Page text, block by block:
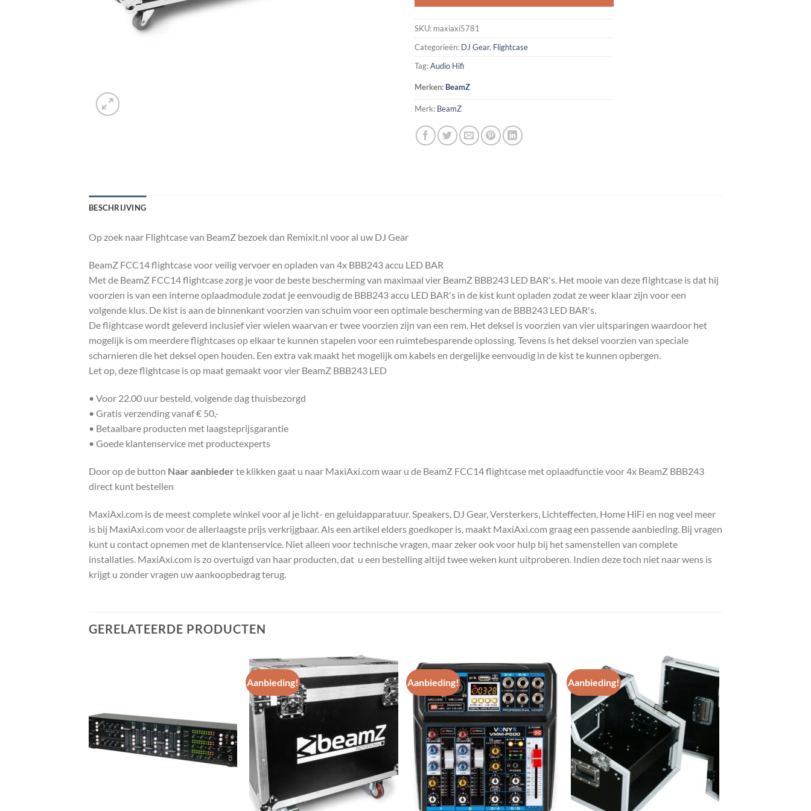
SKU: maxiaxi5781
Categorieën: DJ Gear, Flightcase
Tag:Audio Hifi
Merken: BeamZ
Merk: BeamZ
BESCHRIJVING
Op zoek naar Flightcase van BeamZ bezoek dan Remixit.nl voor al uw DJ Gear
BeamZ FCC14 flightcase voor veilig vervoer en opladen van 4x BBB243 accu LED BAR
Met de BeamZ FCC14 flightcase zorg je voor de beste bescherming van maximaal vier BeamZ BBB243 LED BAR's. Het mooie van deze flightcase is dat hij
voorzien is van een interne oplaadmodule zodat je eenvoudig de BBB243 accu LED BAR's in de kist kunt opladen zodat ze weer klaar zijn voor een
volgende klus. De kist is aan de binnenkant voorzien van schuim voor een optimale bescherming van de BBB243 LED BAR's.
De flightcase wordt geleverd inclusief vier wielen waarvan er twee voorzien zijn van een rem. Het deksel is voorzien van vier uitsparingen waardoor het
mogelijk is om meerdere flightcases op elkaar te kunnen stapelen voor een ruimtebesparende oplossing. Tevens is het deksel voorzien van speciale
scharnieren die het deksel open houden. Een extra vak maakt het mogelijk om kabels en dergelijke eenvoudig in de kist te kunnen opbergen.
Let op, deze flightcase is op maat gemaakt voor vier BeamZ BBB243 LED
• Voor 22.00 uur besteld, volgende dag thuisbezorgd
• Gratis verzending vanaf € 50,-
• Betaalbare producten met laagsteprijsgarantie
• Goede klantenservice met productexperts
Door op de button Naar aanbieder te klikken gaat u naar MaxiAxi.com waar u de BeamZ FCC14 flightcase met oplaadfunctie voor 4x BeamZ BBB243
direct kunt bestellen
MaxiAxi.com is de meest complete winkel voor al je licht- en geluidapparatuur. Speakers, DJ Gear, Versterkers, Lichteffecten, Home HiFi en nog veel meer
is bij MaxiAxi.com voor de allerlaagste prijs verkrijgbaar. Als een artikel elders goedkoper is, maakt MaxiAxi.com graag een passende aanbieding. Bij vragen
kunt u contact opnemen met de klantenservice. Niet alleen voor technische vragen, maar zeker ook voor hulp bij het samenstellen van complete
installaties. MaxiAxi.com is zo overtuigd van haar producten, dat u een bestelling altijd twee weken kunt uitproberen. Indien deze toch niet naar wens is
krijgt u zonder vragen uw aankoopbedrag terug.
GERELATEERDE PRODUCTEN
wenslijst
Aanbieding!
Toevoegen
wenslijst
Aanbieding!
Toevoegen
aan
wenslijst
Aanbieding!
Toevoegen
aan
wenslijst